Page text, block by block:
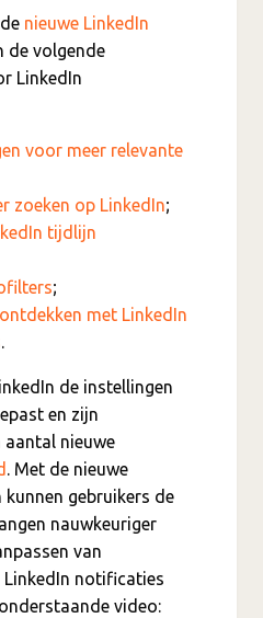
nieuwe LinkedIn
de volgende
LinkedIn
voor meer relevante
zoeken op LinkedIn;
tijdlijn
;
met LinkedIn
.
de instellingen
en zijn
aantal nieuwe
. Met de nieuwe
gebruikers de
nauwkeuriger
van
LinkedIn notificaties
video: